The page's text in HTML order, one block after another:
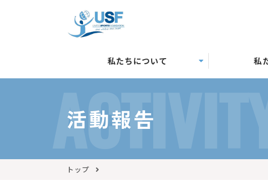
私たちについて 私
ACTIVITY
活動報告
トップ